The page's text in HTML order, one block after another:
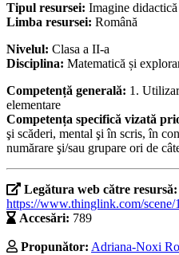
Tipul resursei: Imagine didactică
Limba resursei: Română
Nivelul: Clasa a II-a
Disciplina: Matematică și
Competență generală: 1.
elementare
Competența specifică vizată
şi scăderi, mental şi în scris, în
numărare şi/sau grupare ori de
Legătura web către resursă:
https://www.thinglink.com/
Accesări: 789
Propunător: Adriana-Noxi